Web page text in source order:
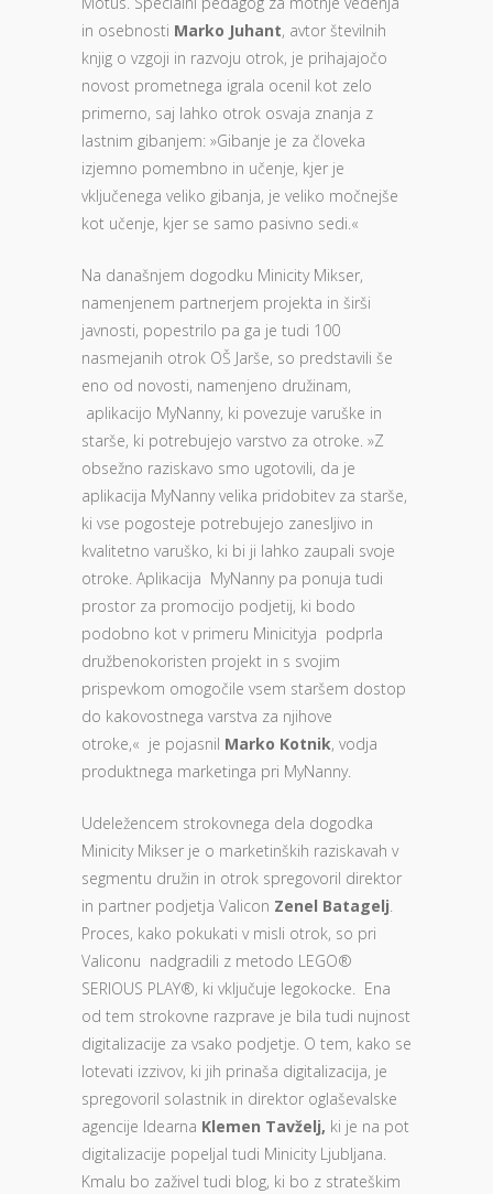
in osebnosti Marko Juhant, avtor številnih
knjig o vzgoji in razvoju otrok, je prihajajočo
novost prometnega igrala ocenil kot zelo
primerno, saj lahko otrok osvaja znanja z
lastnim gibanjem: »Gibanje je za človeka
izjemno pomembno in učenje, kjer je
vključenega veliko gibanja, je veliko močnejše
kot učenje, kjer se samo pasivno sedi.«
Na današnjem dogodku Minicity Mikser,
namenjenem partnerjem projekta in širši
javnosti, popestrilo pa ga je tudi 100
nasmejanih otrok OŠ Jarše, so predstavili še
eno od novosti, namenjeno družinam,
aplikacijo MyNanny, ki povezuje varuške in
starše, ki potrebujejo varstvo za otroke. »Z
obsežno raziskavo smo ugotovili, da je
aplikacija MyNanny velika pridobitev za starše,
ki vse pogosteje potrebujejo zanesljivo in
kvalitetno varuško, ki bi ji lahko zaupali svoje
otroke. Aplikacija MyNanny pa ponuja tudi
prostor za promocijo podjetij, ki bodo
podobno kot v primeru Minicityja podprla
družbenokoristen projekt in s svojim
prispevkom omogočile vsem staršem dostop
do kakovostnega varstva za njihove
otroke,« je pojasnil Marko Kotnik, vodja
produktnega marketinga pri MyNanny.
Udeležencem strokovnega dela dogodka
Minicity Mikser je o marketinških raziskavah v
segmentu družin in otrok spregovoril direktor
in partner podjetja Valicon Zenel Batagelj
Proces, kako pokukati v misli otrok, so pri
Valiconu nadgradili z metodo LEGO®
SERIOUS PLAY®, ki vključuje legokocke. Ena
od tem strokovne razprave je bila tudi nujnost
digitalizacije za vsako podjetje. O tem, kako se
lotevati izzivov, ki jih prinaša digitalizacija, je
spregovoril solastnik in direktor oglaševalske
agencije Idearna Klemen Tavželj, ki je na pot
digitalizacije popeljal tudi Minicity Ljubljana.
Kmalu bo zaživel tudi blog, ki bo z strateškim